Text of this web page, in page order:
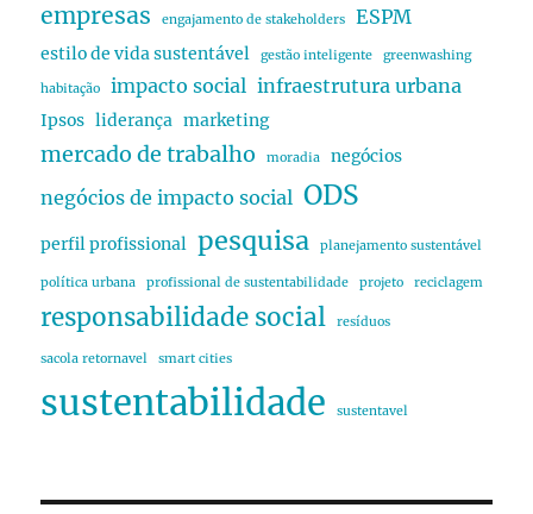
empresas engajamento de stakeholders ESPM
estilo de vida sustentável gestão inteligente greenwashing
habitação impacto social infraestrutura urbana
Ipsos liderança marketing
mercado de trabalho moradia negócios
negócios de impacto social ODS
perfil profissional pesquisa planejamento sustentável
política urbana profissional de sustentabilidade projeto reciclagem
responsabilidade social resíduos
sacola retornavel smart cities
sustentabilidade sustentavel